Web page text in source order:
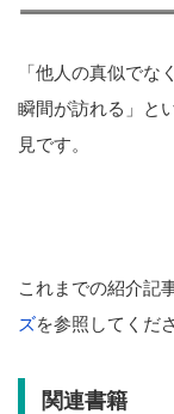
「他人の真似で
瞬間が訪れる」と
見です。
これまでの紹介記
ズを参照してくだ
関連書籍